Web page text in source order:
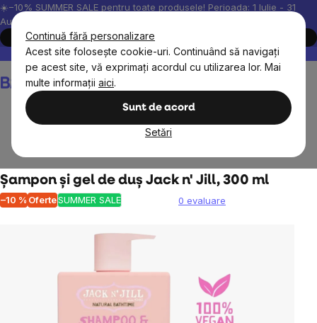
Continuă fără personalizare
Acest site folosește cookie-uri. Continuând să navigați
pe acest site, vă exprimați acordul cu utilizarea lor. Mai
multe informații aici.
Sunt de acord
Setări
Treci
la
conținut
☀️−10% SUMMER SALE pentru toate produsele! Perioada: 1 Iulie - 31
August, 2026.
Cumpără acum
Peste 200.000 de recenzii verificate
Produsele noastre sunt
Coş
de
Șampon și gel de duș Jack n' Jill, 300 ml
–10 % OferteSUMMER SALE 0 evaluare